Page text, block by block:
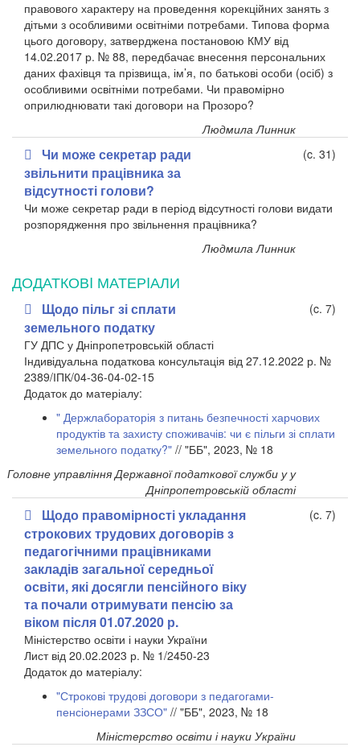
правового характеру на проведення корекційних занять з
дітьми з особливими освітніми потребами. Типова форма
цього договору, затверджена постановою КМУ від
14.02.2017 р. № 88, передбачає внесення персональних
даних фахівця та прізвища, ім’я, по батькові особи (осіб) з
особливими освітніми потребами. Чи правомірно
оприлюднювати такі договори на Прозоро?
Людмила Линник
Чи може секретар ради
звільнити працівника за
відсутності голови?
(c. 31)
Чи може секретар ради в період відсутності голови видати
розпорядження про звільнення працівника?
Людмила Линник
ДОДАТКОВI МАТЕРIАЛИ
Щодо пільг зі сплати
земельного податку
(c. 7)
ГУ ДПС у Дніпропетровській області
Індивідуальна податкова консультація від 27.12.2022 р. №
2389/ІПК/04-36-04-02-15
​Додаток до матеріалу:
" Держлабораторія з питань безпечності харчових
продуктів та захисту споживачів: чи є пільги зі сплати
земельного податку?" // "ББ", 2023, № 18
Головне управління Державної податкової служби у у
Дніпропетровській області
Щодо правомірності укладання
строкових трудових договорів з
педагогічними працівниками
закладів загальної середньої
освіти, які досягли пенсійного віку
та почали отримувати пенсію за
віком після 01.07.2020 р.
(c. 7)
Міністерство освіти і науки України
Лист від 20.02.2023 р. № 1/2450-23
​Додаток до матеріалу:
"Строкові трудові договори з педагогами-
пенсіонерами ЗЗСО" // "ББ", 2023, № 18
Міністерство освіти і науки України